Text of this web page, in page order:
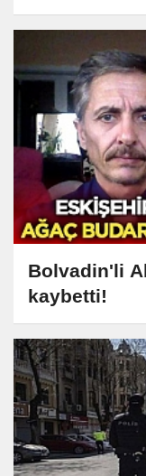
Bolvadin'li
kaybetti!